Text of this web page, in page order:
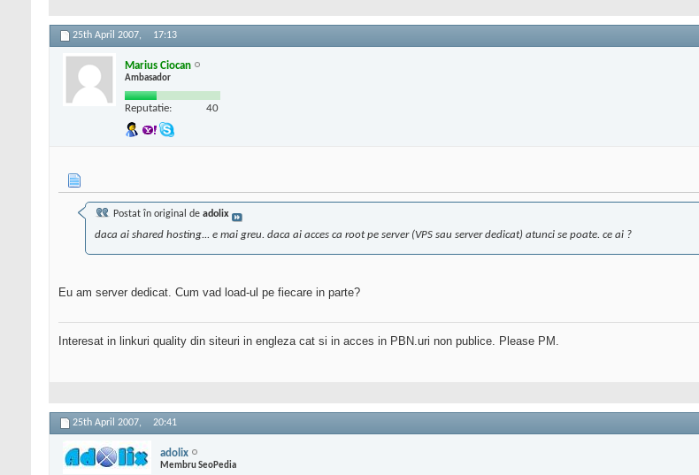
25th April 2007, 17:13
Marius Ciocan
Ambasador
Reputatie: 40
Postat în original de adolix
daca ai shared hosting... e mai greu. daca ai acces ca root pe server (VPS sau server dedicat) atunci se poate. ce ai ?
Eu am server dedicat. Cum vad load-ul pe fiecare in parte?
Interesat in linkuri quality din siteuri in engleza cat si in acces in PBN.uri non publice. Please PM.
25th April 2007, 20:41
adolix
Membru SeoPedia